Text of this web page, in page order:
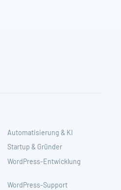
Automatisierung & KI
Startup & Gründer
WordPress-Entwicklung
WordPress-Support